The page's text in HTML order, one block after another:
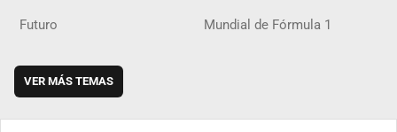
Futuro Mundial de Fórmula 1
VER MÁS TEMAS